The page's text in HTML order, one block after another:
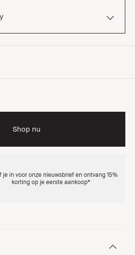
Shop nu
je in voor onze nieuwsbrief en ontvang 15%
korting op je eerste aankoop*